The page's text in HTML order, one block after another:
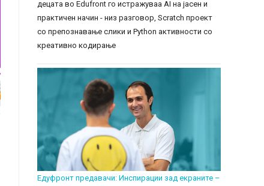
децата во Edufront го истражуваа AI на јасен и
практичен начин - низ разговор, Scratch проект
со препознавање слики и Python активности со
креативно кодирање
Едуфронт предавачи: Инспирации зад екраните –